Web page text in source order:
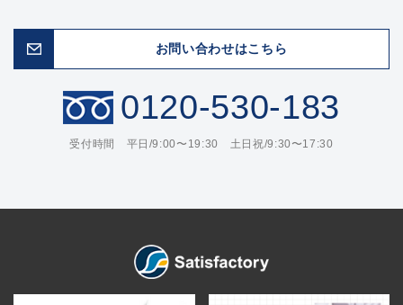
お問い合わせはこちら
0120-530-183
受付時間 平日/9:00〜19:30 土日祝/9:30〜17:30